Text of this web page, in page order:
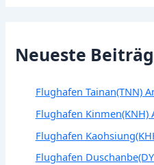
Neueste
Flughafen Tainan(TNN)
Flughafen
Flughafen
Flughafen